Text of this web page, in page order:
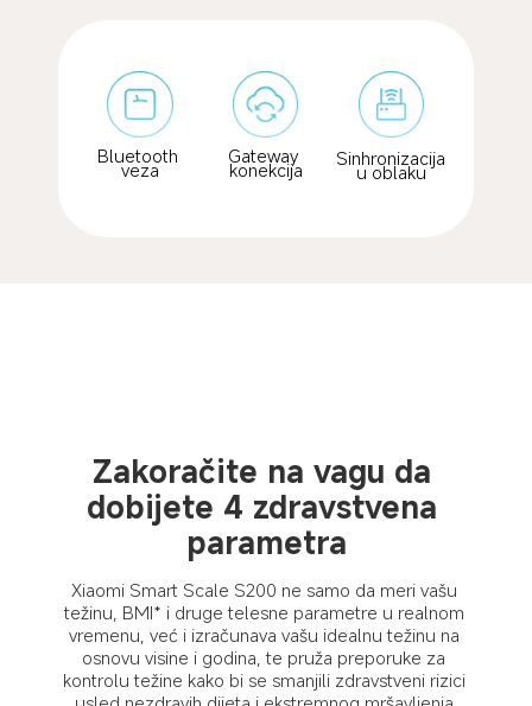
Bluetooth
veza
Gateway
konekcija
Sinhronizacija
u oblaku
Zakoračite na vagu da
dobijete 4 zdravstvena
parametra
Xiaomi Smart Scale S200 ne samo da meri vašu
težinu, BMI* i druge telesne parametre u realnom
vremenu, već i izračunava vašu idealnu težinu na
osnovu visine i godina, te pruža preporuke za
kontrolu težine kako bi se smanjili zdravstveni rizici